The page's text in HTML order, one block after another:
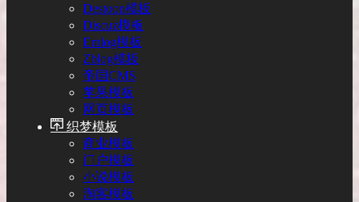
Destoon模板
Discuz模板
Emlog模板
Zblog模板
帝国CMS
苹果模板
网页模板
织梦模板
商业模板
门户模板
小说模板
淘客模板